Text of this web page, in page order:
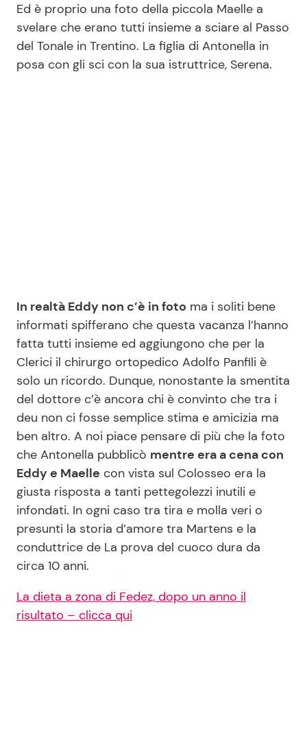
Redazione
Contattaci
Pubblicità
Ed è proprio una foto della piccola Maelle a
svelare che erano tutti insieme a sciare al Passo
del Tonale in Trentino. La figlia di Antonella in
posa con gli sci con la sua istruttrice, Serena.
In realtà Eddy non c’è in foto ma i soliti bene
informati spifferano che questa vacanza l’hanno
fatta tutti insieme ed aggiungono che per la
Clerici il chirurgo ortopedico Adolfo Panfili è
solo un ricordo. Dunque, nonostante la smentita
del dottore c’è ancora chi è convinto che tra i
deu non ci fosse semplice stima e amicizia ma
ben altro. A noi piace pensare di più che la foto
che Antonella pubblicò mentre era a cena con
Eddy e Maelle con vista sul Colosseo era la
giusta risposta a tanti pettegolezzi inutili e
infondati. In ogni caso tra tira e molla veri o
presunti la storia d’amore tra Martens e la
conduttrice de La prova del cuoco dura da
circa 10 anni.
La dieta a zona di Fedez, dopo un anno il
risultato – clicca qui